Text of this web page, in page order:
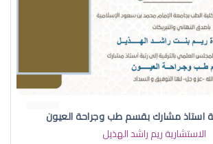
استاذ مشارك بقسم طب وجراحة العيون
الاستشارية ريم راشد الهذيل